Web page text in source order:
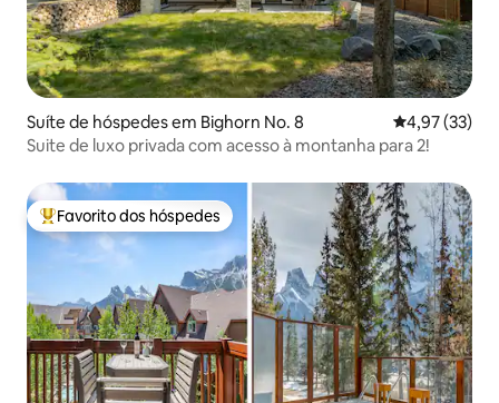
Suíte de hóspedes em Bighorn No. 8 Classificação
4,97 (33)
Suite de luxo privada com acesso à montanha para 2!
Favoritos dos hóspedes mais apreciados
Favorito dos hóspedes